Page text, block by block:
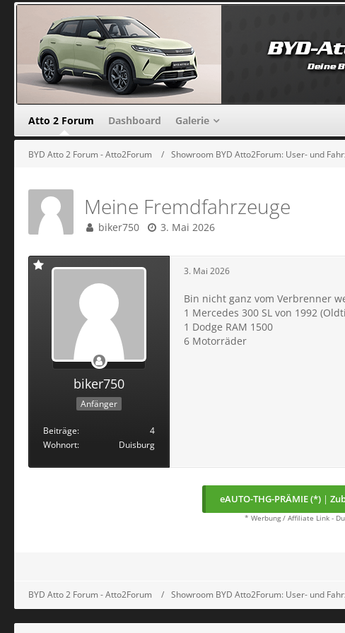
Atto 2 Forum Dashboard Galerie
BYD Atto 2 Forum - Atto2Forum Showroom BYD Atto2Forum: User- und
Meine Fremdfahrzeuge
biker750 3. Mai 2026
biker750
Anfänger
Beiträge
4
Wohnort
Duisburg
3. Mai 2026
Bin nicht ganz vom Verbrenner
1 Mercedes 300 SL von 1992
1 Dodge RAM 1500
6 Motorräder
eAUTO-THG-PRÄMIE (*) |
* Werbung / Affiliate Link -
BYD Atto 2 Forum - Atto2Forum Showroom BYD Atto2Forum: User- und